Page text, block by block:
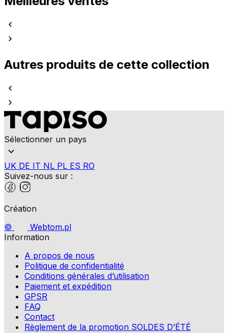
Autres produits de cette collection
Sélectionner un pays
UK DE IT NL PL ES RO
Suivez-nous sur :
Création
©
Webtom.pl
Information
A propos de nous
Politique de confidentialité
Conditions générales d’utilisation
Paiement et expédition
GPSR
FAQ
Contact
Règlement de la promotion SOLDES D’ÉTÉ